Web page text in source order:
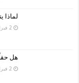
لماذا
2 فبراير، 2019
هل
2 فبراير، 2019